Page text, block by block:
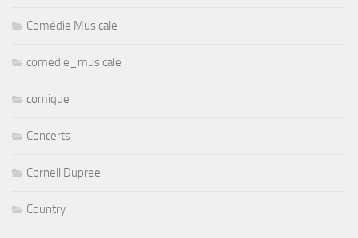
Comédie Musicale
comedie_musicale
comique
Concerts
Cornell Dupree
Country